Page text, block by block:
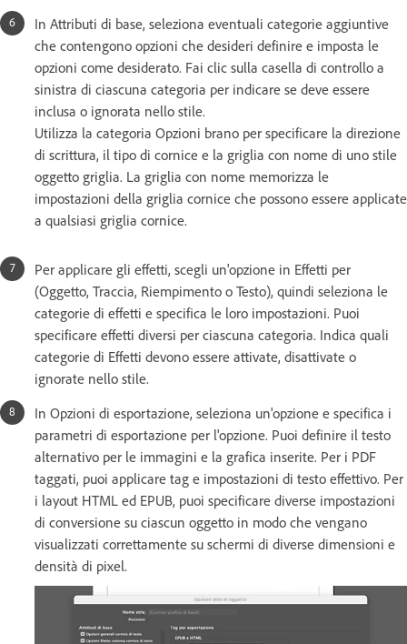
In Attributi di base, seleziona eventuali categorie aggiuntive
che contengono opzioni che desideri definire e imposta le
opzioni come desiderato. Fai clic sulla casella di controllo a
sinistra di ciascuna categoria per indicare se deve essere
inclusa o ignorata nello stile.
Utilizza la categoria Opzioni brano per specificare la direzione
di scrittura, il tipo di cornice e la griglia con nome di uno stile
oggetto griglia. La griglia con nome memorizza le
impostazioni della griglia cornice che possono essere applicate
a qualsiasi griglia cornice.
Per applicare gli effetti, scegli un'opzione in Effetti per
(Oggetto, Traccia, Riempimento o Testo), quindi seleziona le
categorie di effetti e specifica le loro impostazioni. Puoi
specificare effetti diversi per ciascuna categoria. Indica quali
categorie di Effetti devono essere attivate, disattivate o
ignorate nello stile.
In Opzioni di esportazione, seleziona un'opzione e specifica i
parametri di esportazione per l'opzione. Puoi definire il testo
alternativo per le immagini e la grafica inserite. Per i PDF
taggati, puoi applicare tag e impostazioni di testo effettivo. Per
i layout HTML ed EPUB, puoi specificare diverse impostazioni
di conversione su ciascun oggetto in modo che vengano
visualizzati correttamente su schermi di diverse dimensioni e
densità di pixel.